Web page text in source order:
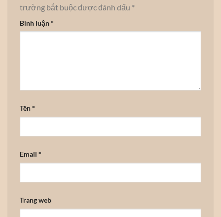
trường bắt buộc được đánh dấu *
Bình luận*
Tên*
Email *
Trang web